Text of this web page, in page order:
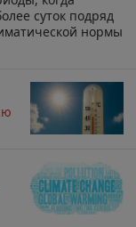
суток подряд
нормы